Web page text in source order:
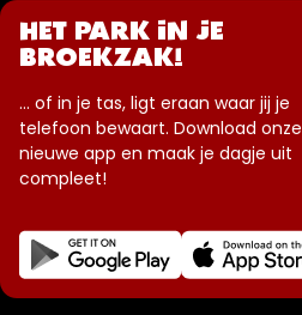
HET PARK IN JE
BROEKZAK!
... of in je tas, ligt eraan waar jij je
telefoon bewaart. Download onze
nieuwe app en maak je dagje uit
compleet!